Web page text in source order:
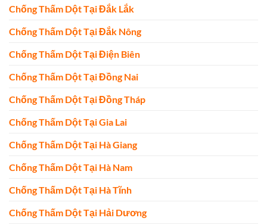
Chống Thấm Dột Tại Đắk Lắk
Chống Thấm Dột Tại Đắk Nông
Chống Thấm Dột Tại Điện Biên
Chống Thấm Dột Tại Đồng Nai
Chống Thấm Dột Tại Đồng Tháp
Chống Thấm Dột Tại Gia Lai
Chống Thấm Dột Tại Hà Giang
Chống Thấm Dột Tại Hà Nam
Chống Thấm Dột Tại Hà Tĩnh
Chống Thấm Dột Tại Hải Dương